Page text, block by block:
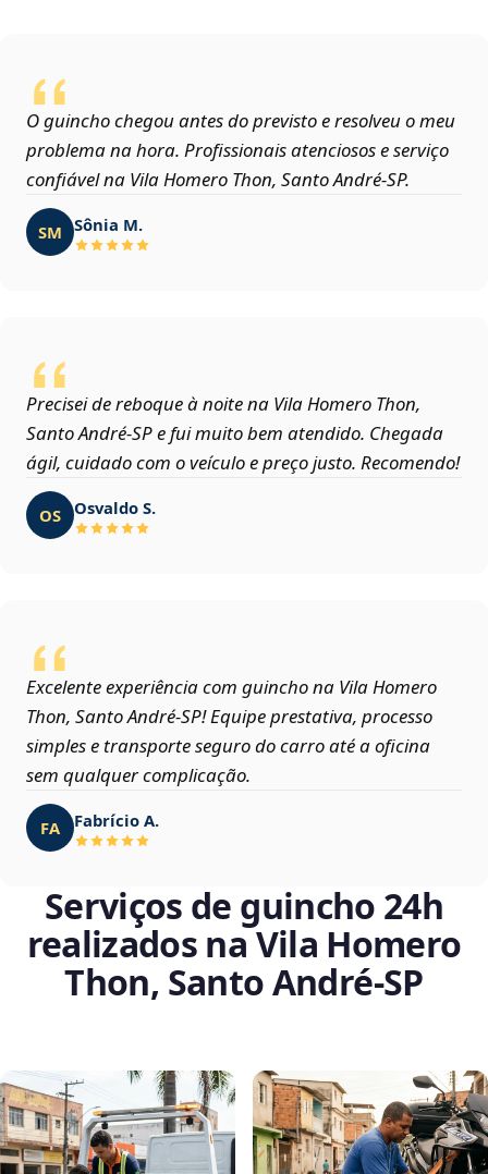
O guincho chegou antes do previsto e resolveu o meu
problema na hora. Profissionais atenciosos e serviço
confiável na Vila Homero Thon, Santo André‑SP.
SM Sônia M.
Precisei de reboque à noite na Vila Homero Thon,
Santo André‑SP e fui muito bem atendido. Chegada
ágil, cuidado com o veículo e preço justo. Recomendo!
OS Osvaldo S.
Excelente experiência com guincho na Vila Homero
Thon, Santo André‑SP! Equipe prestativa, processo
simples e transporte seguro do carro até a oficina
sem qualquer complicação.
FA Fabrício A.
Serviços de guincho 24h
realizados na Vila Homero
Thon, Santo André‑SP